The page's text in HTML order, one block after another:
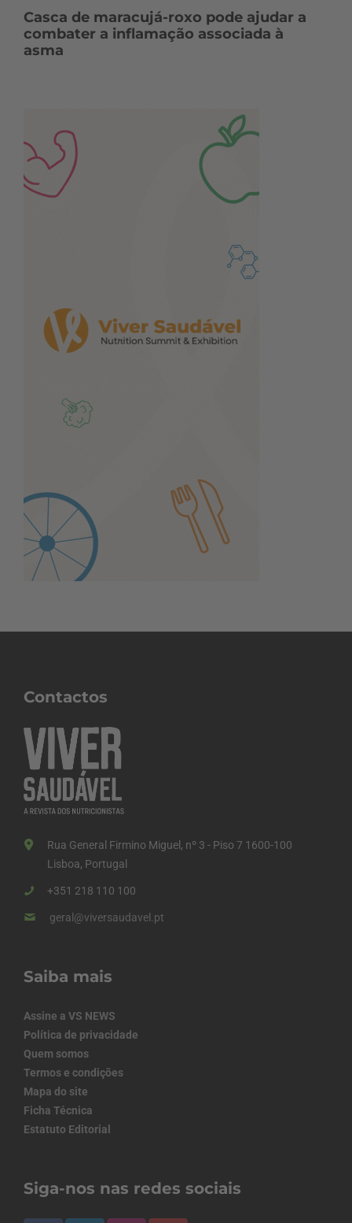
Casca de maracujá-roxo pode ajudar a
combater a inflamação associada à
asma
Contactos
Rua General Firmino Miguel, nº 3 - Piso 7 1600-100
Lisboa, Portugal
+351 218 110 100
geral@viversaudavel.pt
Saiba mais
Assine a VS NEWS
Política de privacidade
Quem somos
Termos e condições
Mapa do site
Ficha Técnica
Estatuto Editorial
Siga-nos nas redes sociais